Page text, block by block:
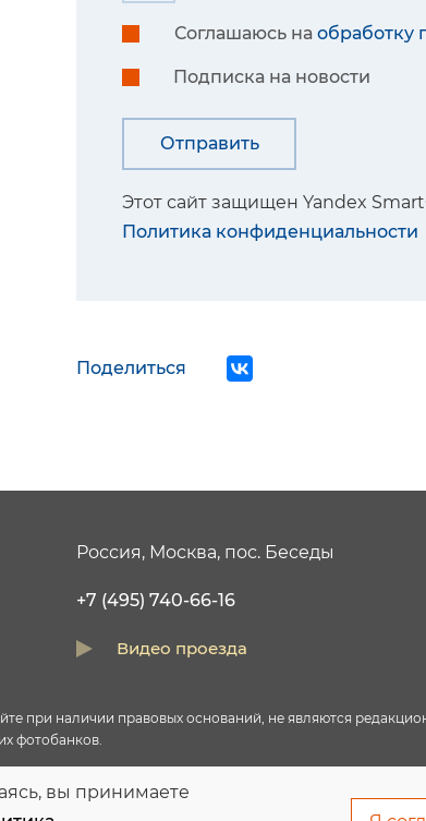
Соглашаюсь на обработку
Подписка на новости
Этот сайт защищен Yandex
Политика конфиденциальности
Поделиться
Россия, Москва, пос. Беседы
+7 (495) 740-66-16
Видео проезда
при наличии правовых оснований, не являются
фотобанков.
правовых оснований в соответствии с ч.1 ст.6 и
вы принимаете